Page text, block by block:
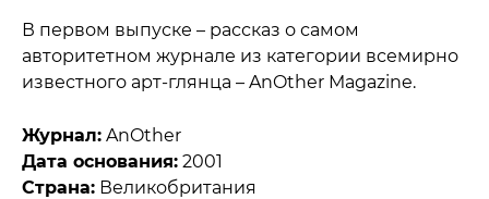
В первом выпуске – рассказ о самом
авторитетном журнале из категории всемирно
известного арт-глянца – AnOther Magazine.
Журнал: AnOther
Дата основания: 2001
Страна: Великобритания